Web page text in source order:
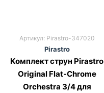
Артикул: Pirastro-347020
Pirastro
Комплект струн Pirastro
Original Flat-Chrome
Orchestra 3/4 для